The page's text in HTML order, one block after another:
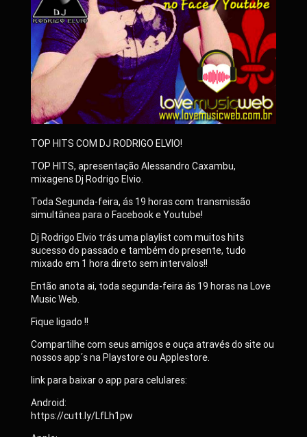
TOP HITS COM DJ RODRIGO ELVIO!
TOP HITS, apresentação Alessandro Caxambu,
mixagens Dj Rodrigo Elvio.
Toda Segunda-feira, ás 19 horas com transmissão
simultânea para o Facebook e Youtube!
Dj Rodrigo Elvio trás uma playlist com muitos hits
sucesso do passado e também do presente, tudo
mixado em 1 hora direto sem intervalos!!
Então anota ai, toda segunda-feira ás 19 horas na Love
Music Web.
Fique ligado !!
Compartilhe com seus amigos e ouça através do site ou
nossos app´s na Playstore ou Applestore.
link para baixar o app para celulares:
Android:
https://cutt.ly/LfLh1pw